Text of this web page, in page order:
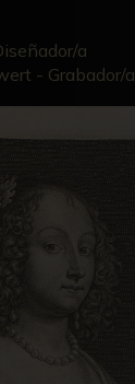
a
- Grabador/a